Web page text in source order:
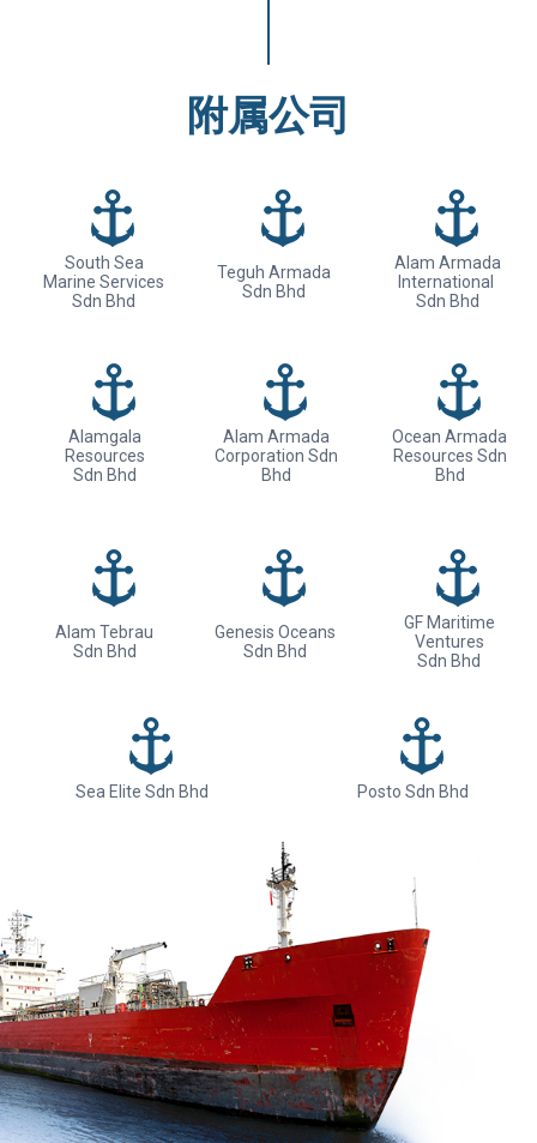
附属公司
South Sea
Marine Services
Sdn Bhd
Teguh Armada
Sdn Bhd
Alam Armada
International
Sdn Bhd
Alamgala
Resources
Sdn Bhd
Alam Armada
Corporation Sdn
Bhd
Ocean Armada
Resources Sdn
Bhd
Alam Tebrau
Sdn Bhd
Genesis Oceans
Sdn Bhd
GF Maritime
Ventures
Sdn Bhd
Sea Elite Sdn Bhd Posto Sdn Bhd